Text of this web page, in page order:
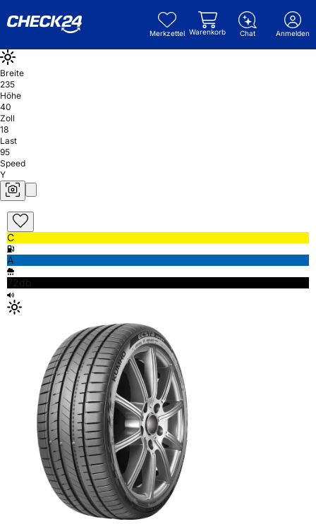
Merkzettel Warenkorb Chat Anmelden
Breite
235
Höhe
40
Zoll
18
Last
95
Speed
Y
C
A
72db